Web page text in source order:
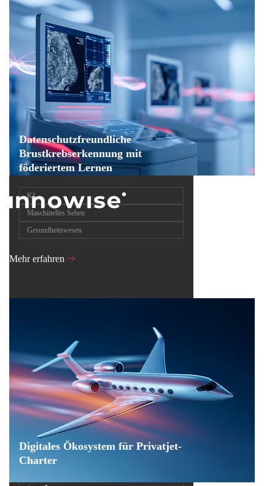
Datenschutzfreundliche
Brustkrebserkennung mit
föderiertem Lernen
KI
Maschinelles Sehen
Gesundheitswesen
Mehr erfahren
Digitales Ökosystem für Privatjet-
Charter